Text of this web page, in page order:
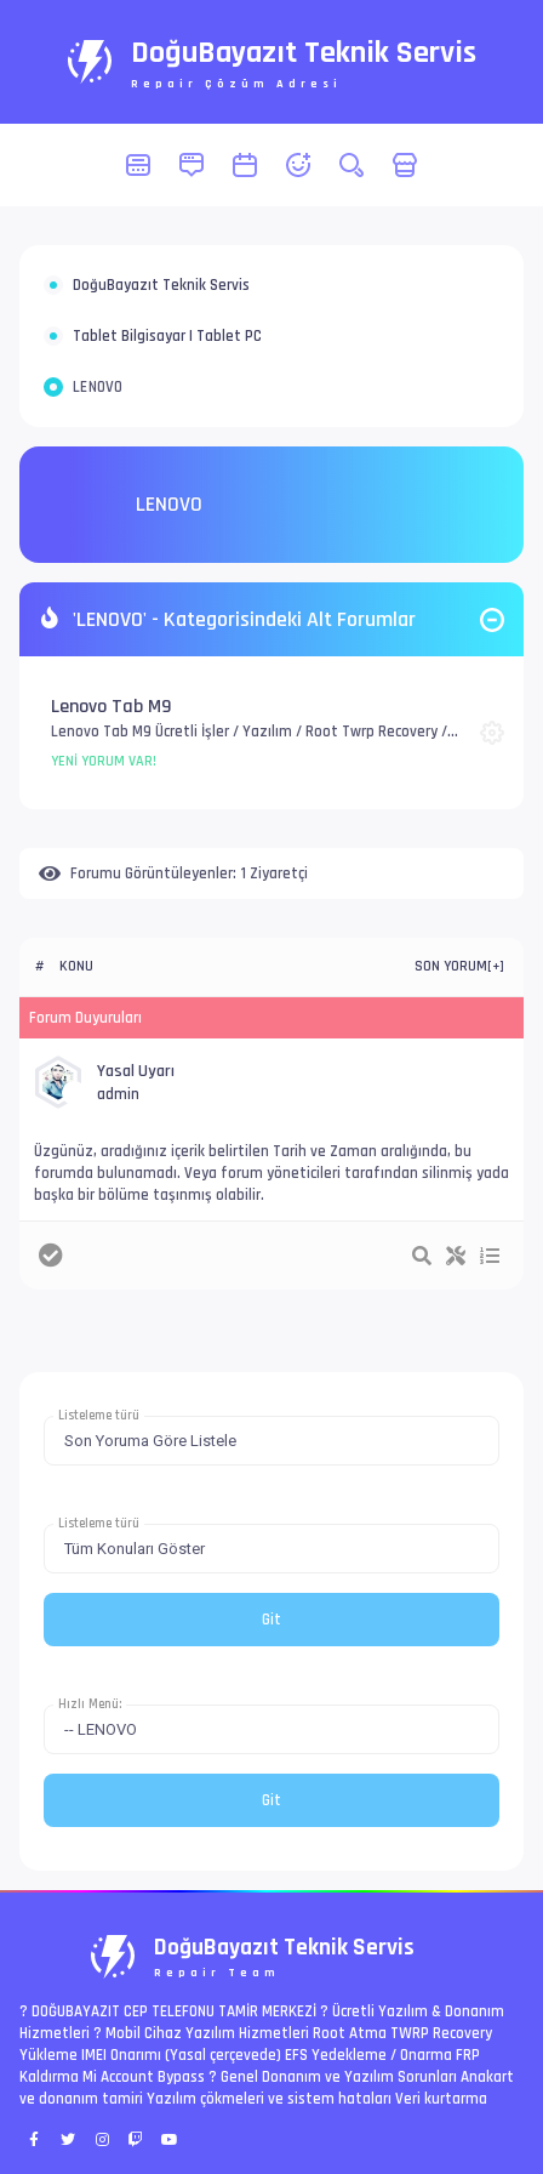
DoğuBayazıt Teknik Servis
Repair Çözüm Adresi
DoğuBayazıt Teknik Servis
Tablet Bilgisayar | Tablet PC
LENOVO
LENOVO
'LENOVO' - Kategorisindeki Alt Forumlar
Lenovo Tab M9
Lenovo Tab M9 Ücretli İşler / Yazılım / Root Twrp Recovery /
IMEI Onarım / EFS, FRP ve Account / Genel Donanım Sorunlar
YENI YORUM VAR!
Forumu Görüntüleyenler: 1 Ziyaretçi
# KONU SON YORUM[+]
Forum Duyuruları
Yasal Uyarı
admin
Üzgünüz, aradığınız içerik belirtilen Tarih ve Zaman aralığında, bu
forumda bulunamadı. Veya forum yöneticileri tarafından silinmiş yada
başka bir bölüme taşınmış olabilir.
Listeleme türü
Listeleme türü
Hızlı Menü:
DoğuBayazıt Teknik Servis
Repair Team
? DOĞUBAYAZIT CEP TELEFONU TAMİR MERKEZİ ?️ Ücretli Yazılım & Donanım
Hizmetleri ? Mobil Cihaz Yazılım Hizmetleri Root Atma TWRP Recovery
Yükleme IMEI Onarımı (Yasal çerçevede) EFS Yedekleme / Onarma FRP
Kaldırma Mi Account Bypass ? Genel Donanım ve Yazılım Sorunları Anakart
ve donanım tamiri Yazılım çökmeleri ve sistem hataları Veri kurtarma